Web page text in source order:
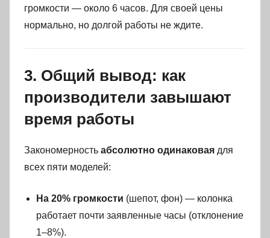
громкости — около 6 часов. Для своей цены
нормально, но долгой работы не ждите.
3. Общий вывод: как
производители завышают
время работы
Закономерность абсолютно одинаковая для
всех пяти моделей:
На 20% громкости (шепот, фон) — колонка
работает почти заявленные часы (отклонение
1–8%).